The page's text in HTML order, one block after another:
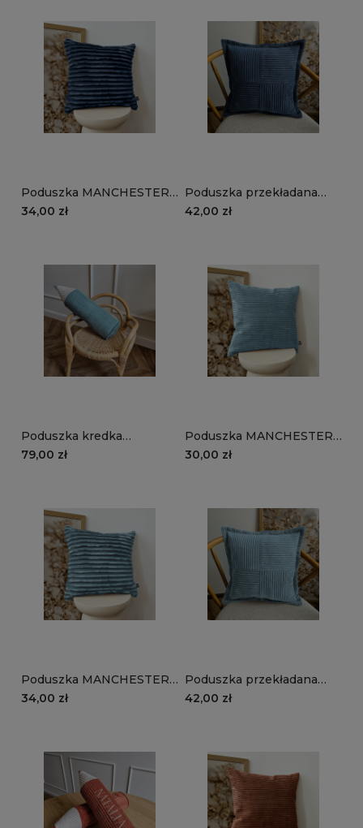
Poduszka MANCHESTER
TL77 | granatowy
34,00 zł
Poduszka przekładana
MANCHESTER LN77 |
42,00 zł
Poduszka kredka
MANCHESTER LN75 |
79,00 zł
Poduszka MANCHESTER
LN75 | turkusowy
30,00 zł
Poduszka MANCHESTER
TL75 | turkusowy
34,00 zł
Poduszka przekładana
MANCHESTER LN75 |
42,00 zł